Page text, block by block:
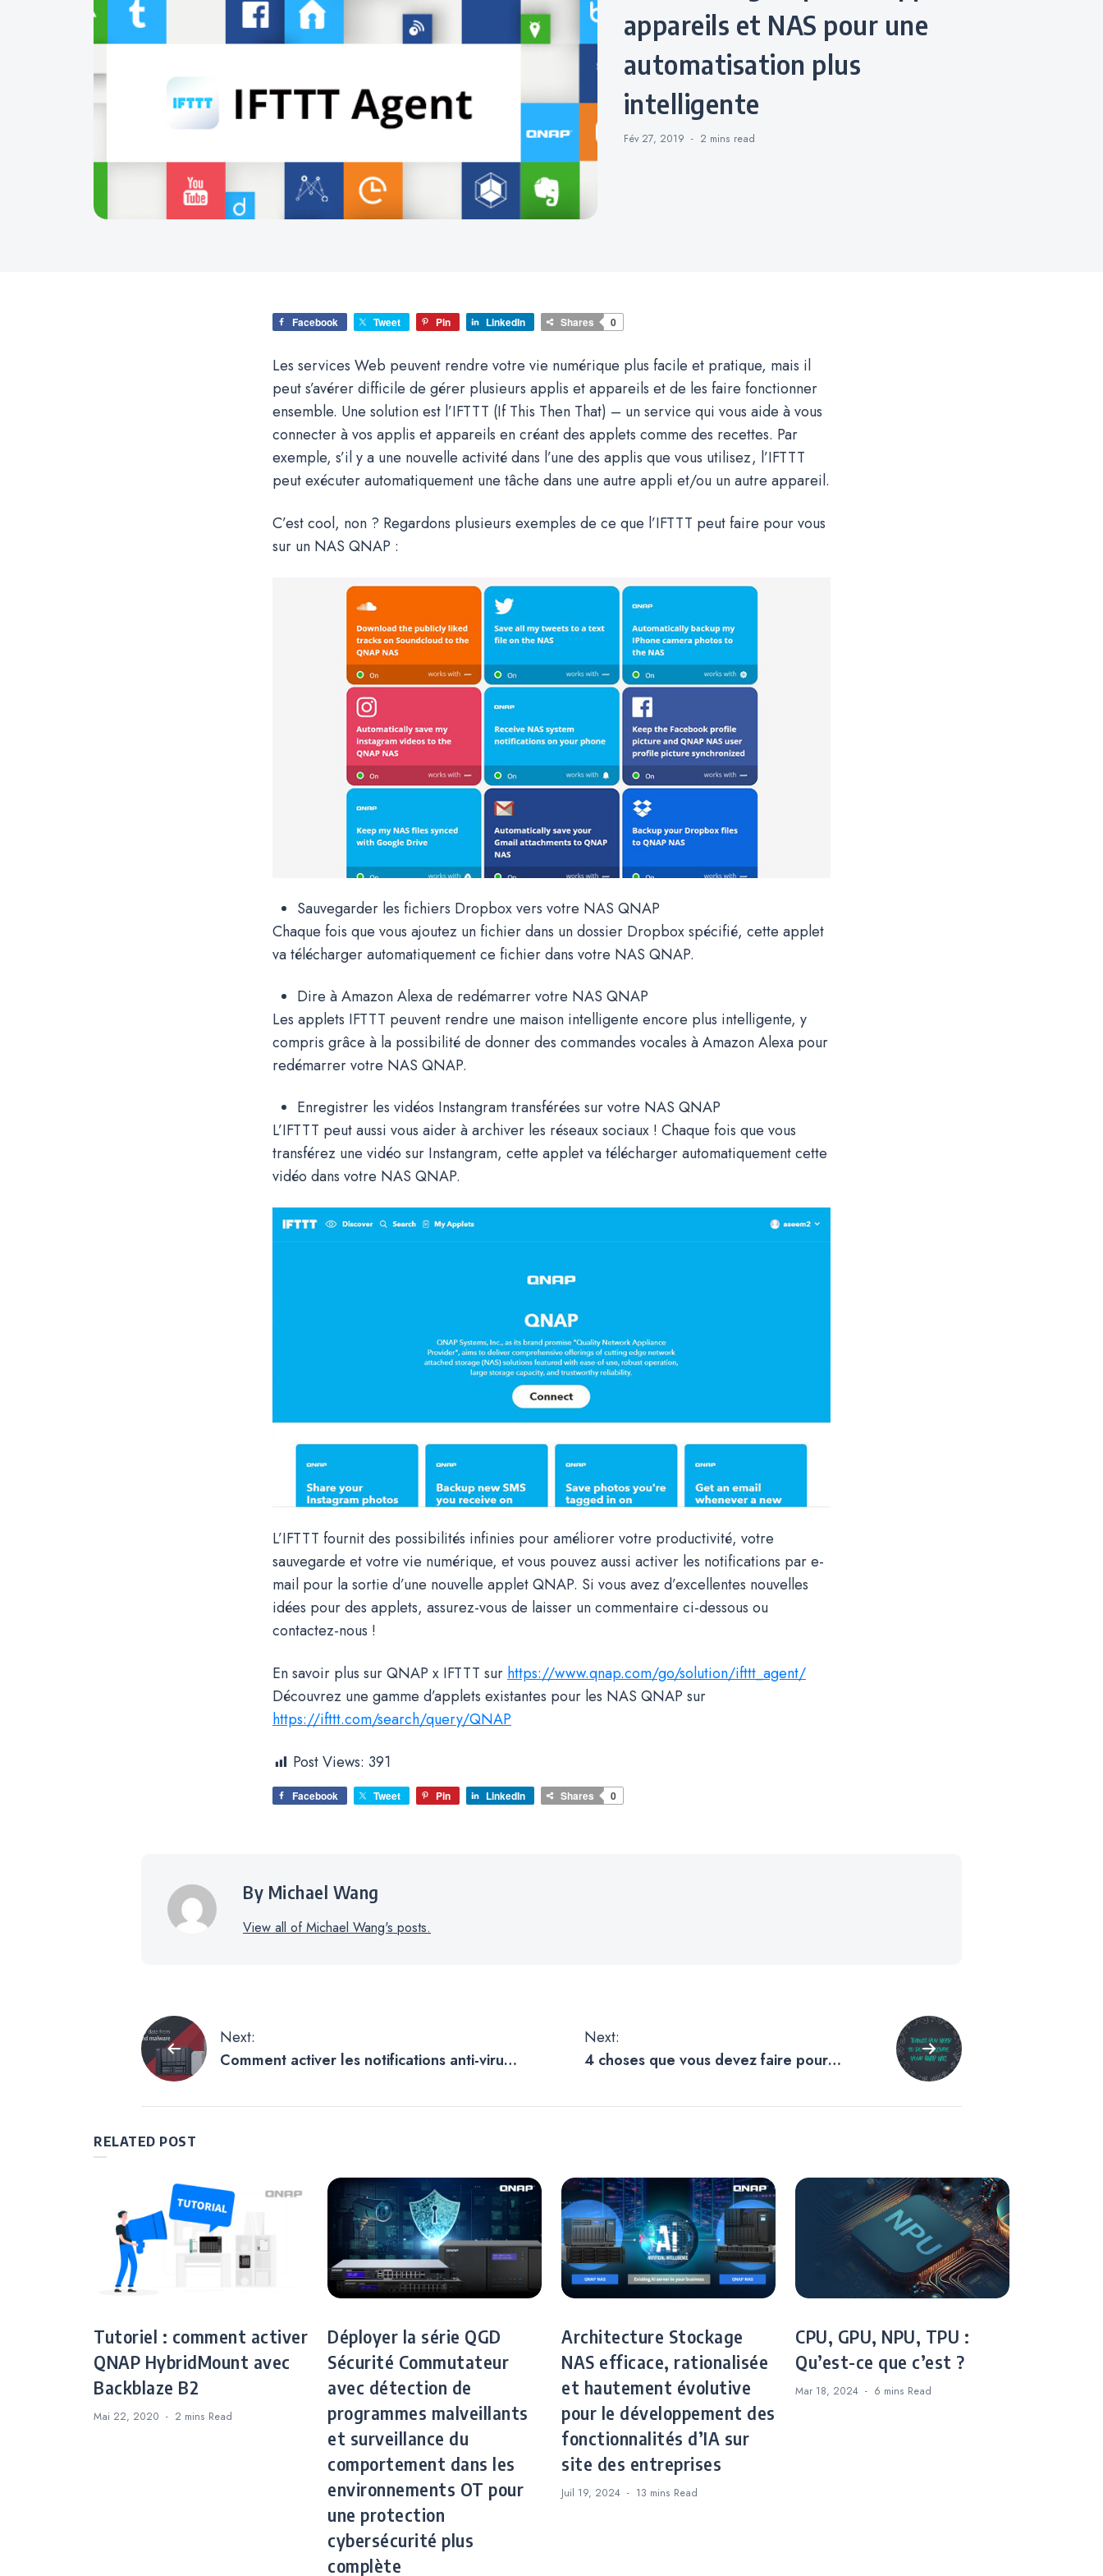
appareils et NAS pour une
automatisation plus
intelligente
Fév 27, 2019 2 mins read
Facebook Tweet Pin LinkedIn Shares 0
Les services Web peuvent rendre votre vie numérique plus facile et pratique, mais il
peut s’avérer difficile de gérer plusieurs applis et appareils et de les faire fonctionner
ensemble. Une solution est l’IFTTT (If This Then That) – un service qui vous aide à vous
connecter à vos applis et appareils en créant des applets comme des recettes. Par
exemple, s’il y a une nouvelle activité dans l’une des applis que vous utilisez, l’IFTTT
peut exécuter automatiquement une tâche dans une autre appli et/ou un autre appareil.
C’est cool, non ? Regardons plusieurs exemples de ce que l’IFTTT peut faire pour vous
sur un NAS QNAP :
Sauvegarder les fichiers Dropbox vers votre NAS QNAP
Chaque fois que vous ajoutez un fichier dans un dossier Dropbox spécifié, cette applet
va télécharger automatiquement ce fichier dans votre NAS QNAP.
Dire à Amazon Alexa de redémarrer votre NAS QNAP
Les applets IFTTT peuvent rendre une maison intelligente encore plus intelligente, y
compris grâce à la possibilité de donner des commandes vocales à Amazon Alexa pour
redémarrer votre NAS QNAP.
Enregistrer les vidéos Instangram transférées sur votre NAS QNAP
L’IFTTT peut aussi vous aider à archiver les réseaux sociaux ! Chaque fois que vous
transférez une vidéo sur Instangram, cette applet va télécharger automatiquement cette
vidéo dans votre NAS QNAP.
L’IFTTT fournit des possibilités infinies pour améliorer votre productivité, votre
sauvegarde et votre vie numérique, et vous pouvez aussi activer les notifications par e-
mail pour la sortie d’une nouvelle applet QNAP. Si vous avez d’excellentes nouvelles
idées pour des applets, assurez-vous de laisser un commentaire ci-dessous ou
contactez-nous !
En savoir plus sur QNAP x IFTTT sur https://www.qnap.com/go/solution/ifttt_agent/
Découvrez une gamme d’applets existantes pour les NAS QNAP sur
https://ifttt.com/search/query/QNAP
Post Views: 391
Facebook Tweet Pin LinkedIn Shares 0
By Michael Wang
View all of Michael Wang's posts.
Navigation
de
l’article
Next:
Comment activer les notifications anti-virus
notifications
Next:
4 choses que vous devez faire pour
RELATED POST
Tutoriel : comment activer
QNAP HybridMount avec
Backblaze B2
Mai 22, 2020 2 mins Read
Déployer la série QGD
Sécurité Commutateur
avec détection de
programmes malveillants
et surveillance du
comportement dans les
environnements OT pour
une protection
cybersécurité plus
complète
Architecture Stockage
NAS efficace, rationalisée
et hautement évolutive
pour le développement des
fonctionnalités d’IA sur
site des entreprises
Juil 19, 2024 13 mins Read
CPU, GPU, NPU, TPU :
Qu’est-ce que c’est ?
Mar 18, 2024 6 mins Read